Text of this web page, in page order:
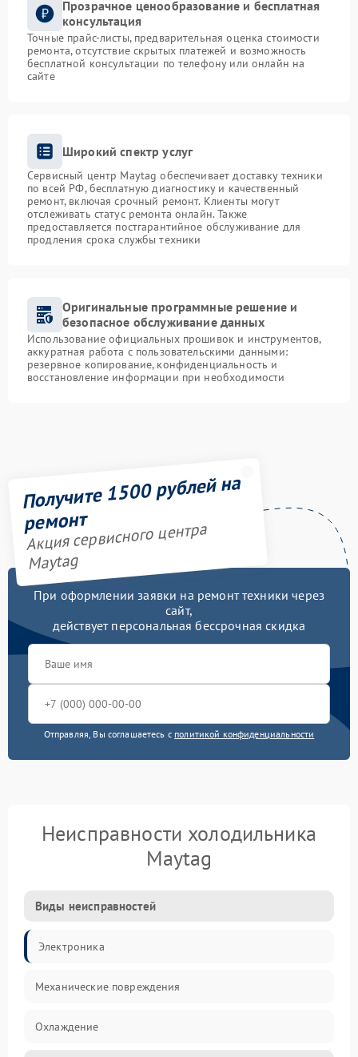
Прозрачное ценообразование и бесплатная
консультация
Точные прайс-листы, предварительная оценка стоимости
ремонта, отсутствие скрытых платежей и возможность
бесплатной консультации по телефону или онлайн на
сайте
Широкий спектр услуг
Сервисный центр Maytag обеспечивает доставку техники
по всей РФ, бесплатную диагностику и качественный
ремонт, включая срочный ремонт. Клиенты могут
отслеживать статус ремонта онлайн. Также
предоставляется постгарантийное обслуживание для
продления срока службы техники
Оригинальные программные решение и
безопасное обслуживание данных
Использование официальных прошивок и инструментов,
аккуратная работа с пользовательскими данными:
резервное копирование, конфиденциальность и
восстановление информации при необходимости
Получите 1500 рублей на
ремонт
Акция сервисного центра
Maytag
При оформлении заявки на ремонт техники через
сайт,
действует персональная бессрочная скидка
Отправляя, Вы соглашаетесь с политикой конфиденциальности
Неисправности холодильника
Maytag
Виды неисправностей
Электроника
Механические повреждения
Охлаждение